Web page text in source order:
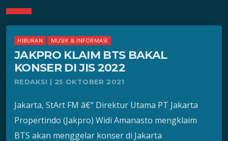
HIBURAN MUSIK & INFORMASI
JAKPRO KLAIM BTS BAKAL
KONSER DI JIS 2022
REDAKSI | 25 OKTOBER 2021
Jakarta, StArt FM â€“ Direktur Utama PT Jakarta
Propertindo (Jakpro) Widi Amanasto mengklaim
BTS akan menggelar konser di Jakarta